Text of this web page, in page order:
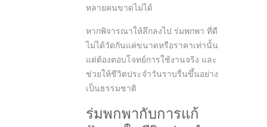
หลายคนขาดไม่ได้
หากพิจารณาให้ลึกลงไป ร่มพกพา ที่ดี
ไม่ได้วัดกันแค่ขนาดหรือราคาเท่านั้น
แต่ต้องตอบโจทย์การใช้งานจริง และ
ช่วยให้ชีวิตประจำวันราบรื่นขึ้นอย่าง
เป็นธรรมชาติ
ร่มพกพากับการแก้